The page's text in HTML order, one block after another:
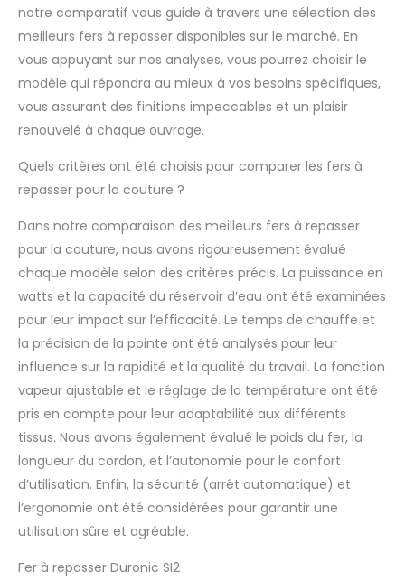
notre comparatif vous guide à travers une sélection des
meilleurs fers à repasser disponibles sur le marché. En
vous appuyant sur nos analyses, vous pourrez choisir le
modèle qui répondra au mieux à vos besoins spécifiques,
vous assurant des finitions impeccables et un plaisir
renouvelé à chaque ouvrage.
Quels critères ont été choisis pour comparer les fers à
repasser pour la couture ?
Dans notre comparaison des meilleurs fers à repasser
pour la couture, nous avons rigoureusement évalué
chaque modèle selon des critères précis. La puissance en
watts et la capacité du réservoir d’eau ont été examinées
pour leur impact sur l’efficacité. Le temps de chauffe et
la précision de la pointe ont été analysés pour leur
influence sur la rapidité et la qualité du travail. La fonction
vapeur ajustable et le réglage de la température ont été
pris en compte pour leur adaptabilité aux différents
tissus. Nous avons également évalué le poids du fer, la
longueur du cordon, et l’autonomie pour le confort
d’utilisation. Enfin, la sécurité (arrêt automatique) et
l’ergonomie ont été considérées pour garantir une
utilisation sûre et agréable.
Fer à repasser Duronic SI2